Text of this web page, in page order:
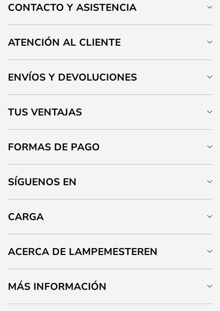
CONTACTO Y ASISTENCIA
ATENCIÓN AL CLIENTE
ENVÍOS Y DEVOLUCIONES
TUS VENTAJAS
FORMAS DE PAGO
SÍGUENOS EN
CARGA
ACERCA DE LAMPEMESTEREN
MÁS INFORMACIÓN